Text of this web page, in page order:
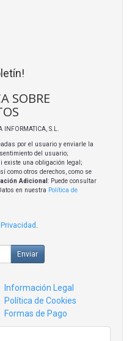
SOBRE
S.L.
por el usuario y enviarle la
del usuario;
existe una obligación legal;
como otros derechos, como se
Adicional : Puede consultar
en nuestra Política de
Enviar
Información Legal
Política de Cookies
Formas de Pago